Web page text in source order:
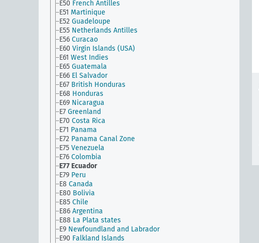
E50 French Antilles
E51 Martinique
E52 Guadeloupe
E55 Netherlands Antilles
E56 Curacao
E60 Virgin Islands (USA)
E61 West Indies
E65 Guatemala
E66 El Salvador
E67 British Honduras
E68 Honduras
E69 Nicaragua
E7 Greenland
E70 Costa Rica
E71 Panama
E72 Panama Canal Zone
E75 Venezuela
E76 Colombia
E77 Ecuador
E79 Peru
E8 Canada
E80 Bolivia
E85 Chile
E86 Argentina
E88 La Plata states
E9 Newfoundland and Labrador
E90 Falkland Islands